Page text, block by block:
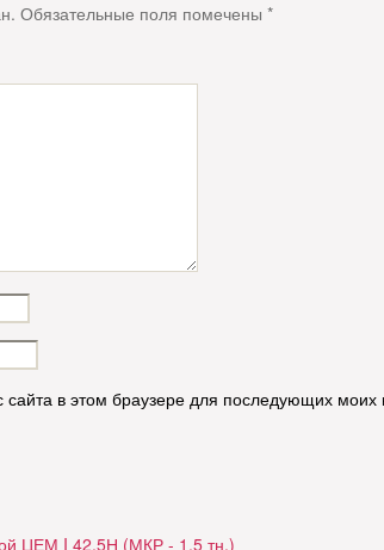
Обязательные поля помечены *
в этом браузере для последующих моих